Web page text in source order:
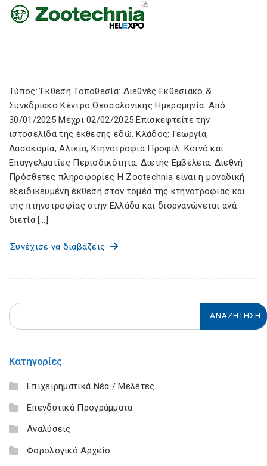
Τύπος: Έκθεση Τοποθεσία: Διεθνές Εκθεσιακό &
Συνεδριακό Κέντρο Θεσσαλονίκης Ημερομηνία: Από
30/01/2025 Μέχρι 02/02/2025 Επισκεφτείτε την
ιστοσελίδα της έκθεσης εδώ. Κλάδος: Γεωργία,
Δασοκομία, Αλιεία, Κτηνοτροφία Προφίλ: Κοινό και
Επαγγελματίες Περιοδικότητα: Διετής Εμβέλεια: Διεθνή
Πρόσθετες πληροφορίες Η Zootechnia είναι η μοναδική
εξειδικευμένη έκθεση στον τομέα της κτηνοτροφίας και
της πτηνοτροφίας στην Ελλάδα και διοργανώνεται ανά
διετία […]
Συνέχισε να διαβάζεις
Κατηγορίες
Επιχειρηματικά Νέα / Μελέτες
Επενδυτικά Προγράμματα
Αναλύσεις
Φορολογικό Αρχείο